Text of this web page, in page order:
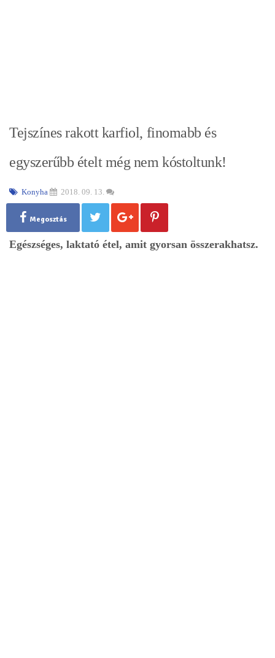
Tejszínes rakott karfiol, finomabb és
egyszerűbb ételt még nem kóstoltunk!
Konyha 2018. 09. 13.
Megosztás
Egészséges, laktató étel, amit gyorsan összerakhatsz.